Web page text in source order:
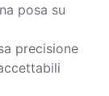
posa su
precisione